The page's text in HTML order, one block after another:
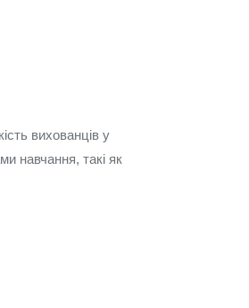
вихованців у
навчання, такі як